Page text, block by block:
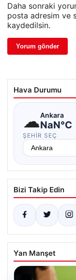
Daha sonraki
posta adresim ve
kaydedilsin.
Hava Durumu
☁Ankara
NaN°C
ŞEHIR SEÇ
Bizi Takip Edin
Yan Manşet